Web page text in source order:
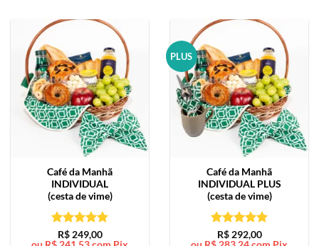
Café da Manhã
INDIVIDUAL
(cesta de vime)
Avaliação5
R$249,00
PLUS
Café da Manhã
INDIVIDUAL PLUS
(cesta de vime)
Avaliação5
R$292,00